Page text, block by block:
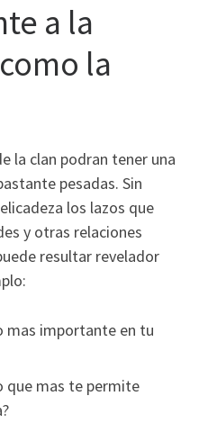
a la
la
la clan podran tener una
pesadas. Sin
los lazos que
y otras relaciones
resultar revelador
mas importante en tu
que mas te permite